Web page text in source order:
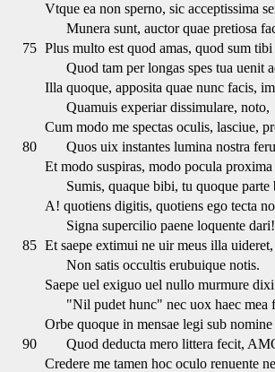
Vtque ea non sperno, sic acceptissima
Munera sunt, auctor quae pretiosa
75 Plus multo est quod amas, quod sum tibi
Quod tam per longas spes tua uenit
Illa quoque, apposita quae nunc facis,
Quamuis experiar dissimulare, noto,
Cum modo me spectas oculis, lasciue,
80
Quos uix instantes lumina nostra
Et modo suspiras, modo pocula
Sumis, quaque bibi, tu quoque parte
A! quotiens digitis, quotiens ego tecta
Signa supercilio paene loquente dari!
85 Et saepe extimui ne uir meus illa uideret,
Non satis occultis erubuique notis.
Saepe uel exiguo uel nullo murmure
"Nil pudet hunc" nec uox haec mea
Orbe quoque in mensae legi sub nomine
90
Quod deducta mero littera fecit,
Credere me tamen hoc oculo renuente